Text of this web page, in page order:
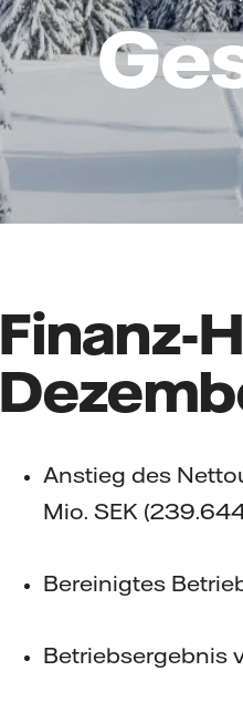
Finanz-
Anstieg des
Mio. SEK
Bereinigtes
Betriebsergebnis